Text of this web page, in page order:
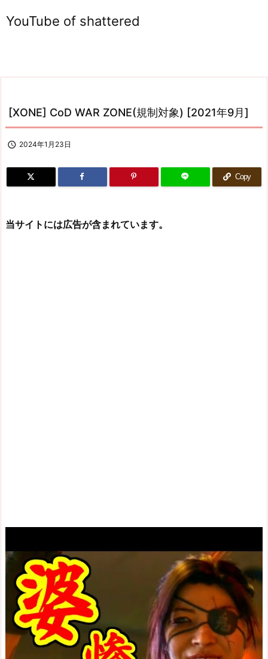
YouTube of shattered
[XONE] CoD WAR ZONE(規制対象) [2021年9月]
 2024年1月23日
Copy
当サイトには広告が含まれています。